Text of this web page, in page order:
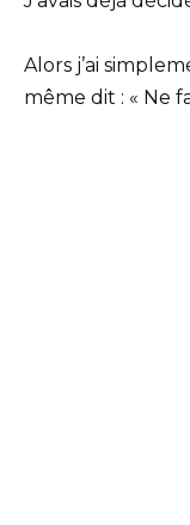
Alors j’ai
même dit : « Ne